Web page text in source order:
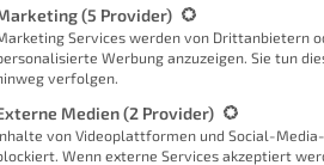
finde ich
nicht gegen Wasser
feuchten Räumen zum
im Bad einsetzen
(5 Provider)
Services werden von Drittanbietern
Werbung anzuzeigen. Sie tun
verfolgen.
Medien(2 Provider)
von Videoplattformen und Social-
Wenn externe Services akzeptiert